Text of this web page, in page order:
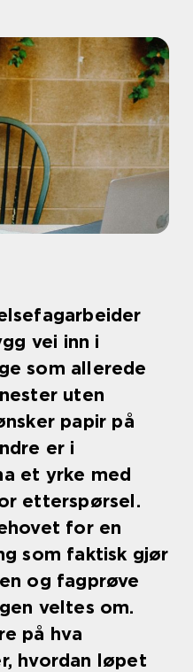
vei inn i
som allerede
uten
papir på
er i
et yrke med
etterspørsel.
for en
som faktisk gjør
og fagprøve
veltes om.
på hva
hvordan løpet